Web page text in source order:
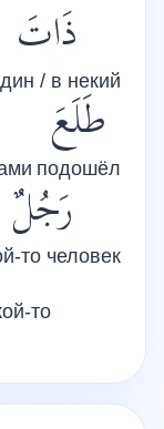
ذَاتَ
/ в некий
طَلَعَ
подошёл
رَجُلٌ
то человек
то